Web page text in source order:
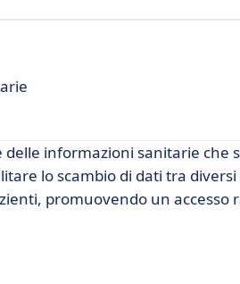
informazioni sanitarie
lo scambio di dati tra
promuovendo un accesso